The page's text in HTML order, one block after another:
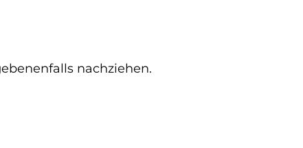
nachziehen.